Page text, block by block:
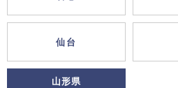
仙台
山形県